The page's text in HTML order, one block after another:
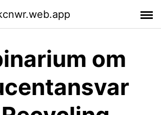
om